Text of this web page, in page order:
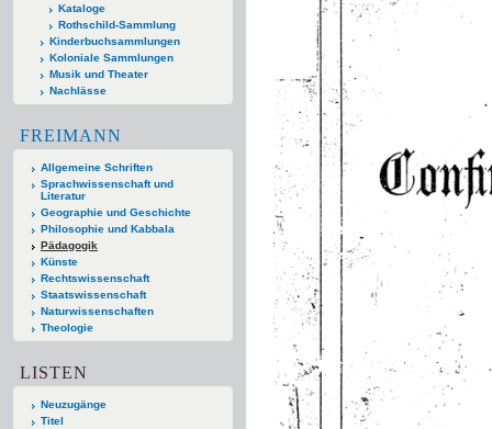
Kataloge
Rothschild-Sammlung
Kinderbuchsammlungen
Koloniale Sammlungen
Musik und Theater
Nachlässe
FREIMANN
Allgemeine Schriften
Sprachwissenschaft und
Literatur
Geographie und Geschichte
Philosophie und Kabbala
Pädagogik
Künste
Rechtswissenschaft
Staatswissenschaft
Naturwissenschaften
Theologie
LISTEN
Neuzugänge
Titel